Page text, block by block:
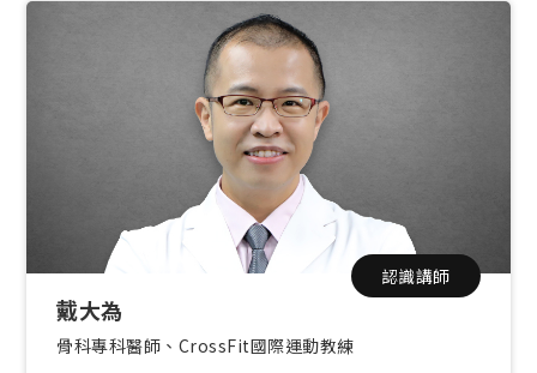
認識講師
戴大為
骨科專科醫師、CrossFit國際運動教練